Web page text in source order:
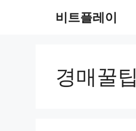
비트플레이
경매꿀팁